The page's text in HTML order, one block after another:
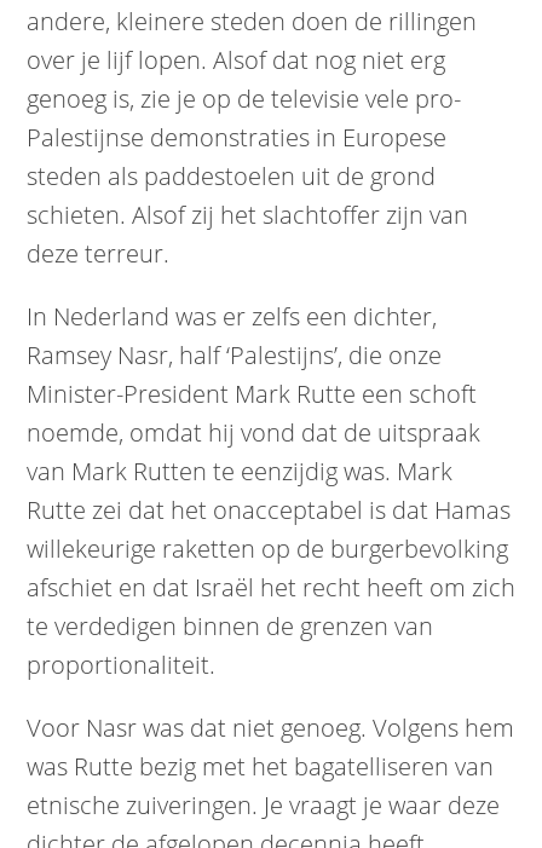
andere, kleinere steden doen de rillingen
over je lijf lopen. Alsof dat nog niet erg
genoeg is, zie je op de televisie vele pro-
Palestijnse demonstraties in Europese
steden als paddestoelen uit de grond
schieten. Alsof zij het slachtoffer zijn van
deze terreur.
In Nederland was er zelfs een dichter,
Ramsey Nasr, half ‘Palestijns’, die onze
Minister-President Mark Rutte een schoft
noemde, omdat hij vond dat de uitspraak
van Mark Rutten te eenzijdig was. Mark
Rutte zei dat het onacceptabel is dat Hamas
willekeurige raketten op de burgerbevolking
afschiet en dat Israël het recht heeft om zich
te verdedigen binnen de grenzen van
proportionaliteit.
Voor Nasr was dat niet genoeg. Volgens hem
was Rutte bezig met het bagatelliseren van
etnische zuiveringen. Je vraagt je waar deze